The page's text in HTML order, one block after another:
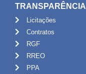
TRANSPARÊNCIA
Licitações
Contratos
RGF
RREO
PPA